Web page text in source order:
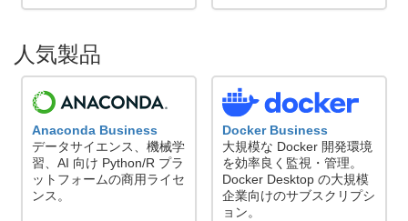
人気製品
Anaconda Business
データサイエンス、機械学
習、AI 向け Python/R プラ
ットフォームの商用ライセ
ンス。
Docker Business
大規模な Docker 開発環境
を効率良く監視・管理。
Docker Desktop の大規模
企業向けのサブスクリプシ
ョン。